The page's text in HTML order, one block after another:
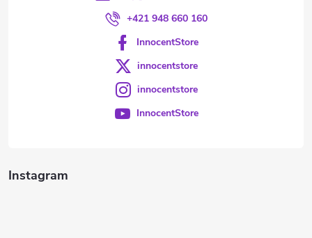
Instagram
+421 948 660 160
InnocentStore
innocentstore
innocentstore
InnocentStore